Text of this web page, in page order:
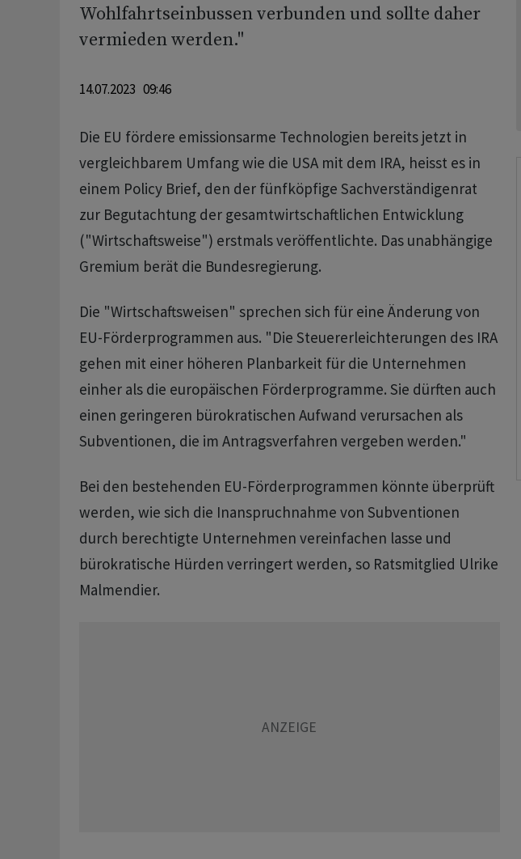
Wohlfahrtseinbussen verbunden und sollte daher
vermieden werden."
14.07.2023 09:46
Die EU fördere emissionsarme Technologien bereits jetzt in
vergleichbarem Umfang wie die USA mit dem IRA, heisst es in
einem Policy Brief, den der fünfköpfige Sachverständigenrat
zur Begutachtung der gesamtwirtschaftlichen Entwicklung
("Wirtschaftsweise") erstmals veröffentlichte. Das unabhängige
Gremium berät die Bundesregierung.
Die "Wirtschaftsweisen" sprechen sich für eine Änderung von
EU-Förderprogrammen aus. "Die Steuererleichterungen des IRA
gehen mit einer höheren Planbarkeit für die Unternehmen
einher als die europäischen Förderprogramme. Sie dürften auch
einen geringeren bürokratischen Aufwand verursachen als
Subventionen, die im Antragsverfahren vergeben werden."
Bei den bestehenden EU-Förderprogrammen könnte überprüft
werden, wie sich die Inanspruchnahme von Subventionen
durch berechtigte Unternehmen vereinfachen lasse und
bürokratische Hürden verringert werden, so Ratsmitglied Ulrike
Malmendier.